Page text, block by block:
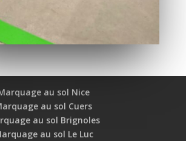
au sol Nice
au sol Cuers
au sol Brignoles
au sol Le Luc